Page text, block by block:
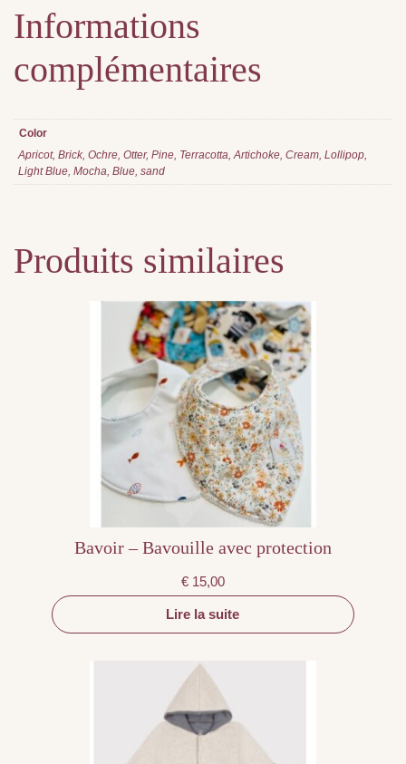
Informations
complémentaires
Color
Apricot, Brick, Ochre, Otter, Pine, Terracotta, Artichoke, Cream, Lollipop,
Light Blue, Mocha, Blue, sand
Produits similaires
Bavoir – Bavouille avec protection
€ 15,00
Lire la suite
Ce
produit
plusieurs
variations.
Les